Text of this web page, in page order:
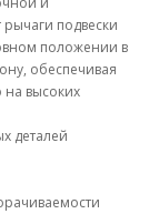
подвески
положении в
обеспечивая
на высоких
деталей